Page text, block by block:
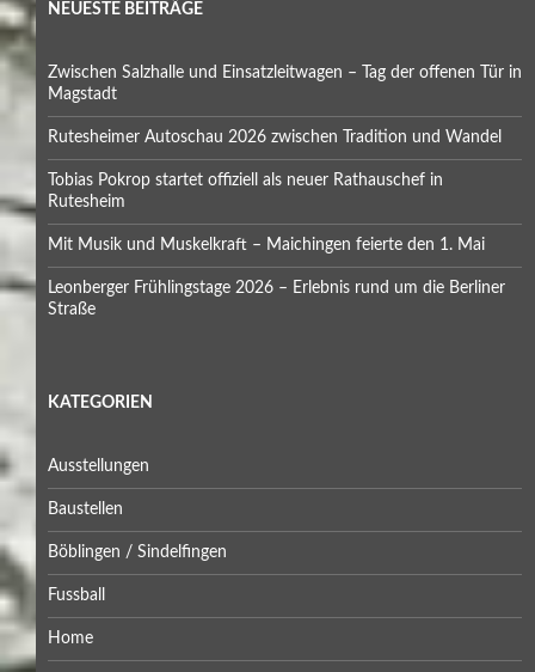
NEUESTE BEITRÄGE
Zwischen Salzhalle und Einsatzleitwagen – Tag der offenen Tür in
Magstadt
Rutesheimer Autoschau 2026 zwischen Tradition und Wandel
Tobias Pokrop startet offiziell als neuer Rathauschef in
Rutesheim
Mit Musik und Muskelkraft – Maichingen feierte den 1. Mai
Leonberger Frühlingstage 2026 – Erlebnis rund um die Berliner
Straße
KATEGORIEN
Ausstellungen
Baustellen
Böblingen / Sindelfingen
Fussball
Home